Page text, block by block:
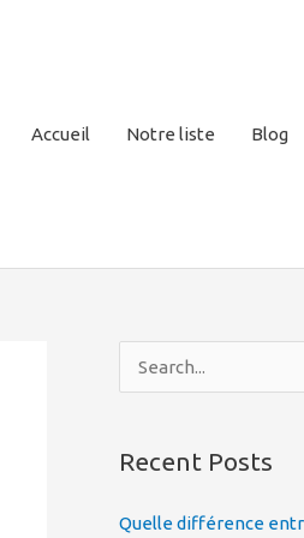
Accueil Notre liste Blog
c
Recent Posts
Quelle différence